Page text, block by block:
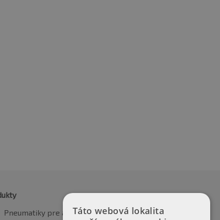
102H
Pneumatiky pre automobilyTáto webová lokalita